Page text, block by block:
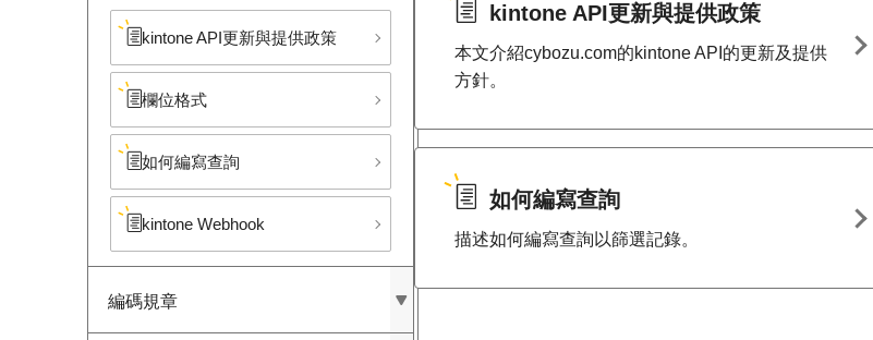
kintone API更新與提供政策
欄位格式
如何編寫查詢
kintone Webhook
編碼規章
kintone API更新與提供政策
本文介紹cybozu.com的kintone API的更新及提供
方針。
如何編寫查詢
描述如何編寫查詢以篩選記錄。